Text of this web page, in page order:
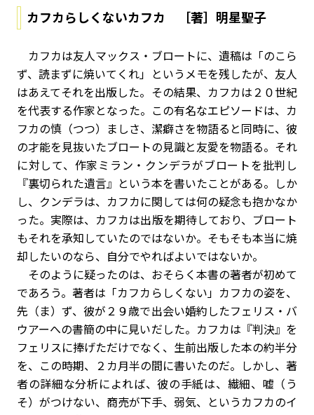
カフカらしくないカフカ ［著］明星聖子
カフカは友人マックス・ブロートに、遺稿は「のこら
ず、読まずに焼いてくれ」というメモを残したが、友人
はあえてそれを出版した。その結果、カフカは２０世紀
を代表する作家となった。この有名なエピソードは、カ
フカの慎（つつ）ましさ、潔癖さを物語ると同時に、彼
の才能を見抜いたブロートの見識と友愛を物語る。それ
に対して、作家ミラン・クンデラがブロートを批判し
『裏切られた遺言』という本を書いたことがある。しか
し、クンデラは、カフカに関しては何の疑念も抱かなか
った。実際は、カフカは出版を期待しており、ブロート
もそれを承知していたのではないか。そもそも本当に焼
却したいのなら、自分でやればよいではないか。
そのように疑ったのは、おそらく本書の著者が初めて
であろう。著者は「カフカらしくない」カフカの姿を、
先（ま）ず、彼が２９歳で出会い婚約したフェリス・バ
ウアーへの書簡の中に見いだした。カフカは『判決』を
フェリスに捧げただけでなく、生前出版した本の約半分
を、この時期、２カ月半の間に書いたのだ。しかし、著
者の詳細な分析によれば、彼の手紙は、繊細、嘘（う
そ）がつけない、商売が下手、弱気、というカフカのイ